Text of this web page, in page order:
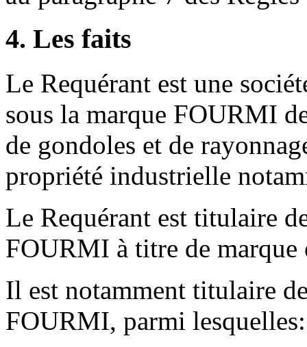
4. Les faits
Le Requérant est une
sous la marque FOURMI
de gondoles et de
propriété industrielle
Le Requérant est titulaire
FOURMI à titre de marque
Il est notamment titulaire
FOURMI, parmi lesquelles: